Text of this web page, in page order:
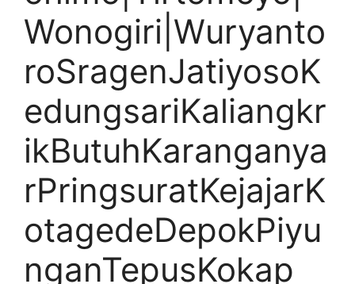
Wonogiri|Wuryanto
roSragenJatiyosoK
edungsariKaliangkr
ikButuhKaranganya
rPringsuratKejajarK
otagedeDepokPiyu
nganTepusKokap